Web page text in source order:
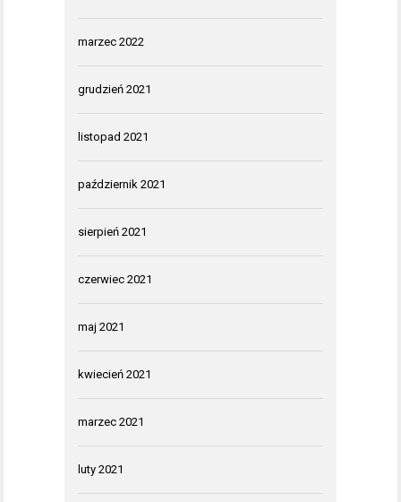
marzec 2022
grudzień 2021
listopad 2021
październik 2021
sierpień 2021
czerwiec 2021
maj 2021
kwiecień 2021
marzec 2021
luty 2021